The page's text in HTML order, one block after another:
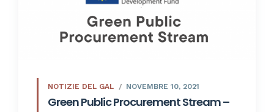
NOTIZIE DEL GAL NOVEMBRE 10, 2021
Green Public Procurement Stream –